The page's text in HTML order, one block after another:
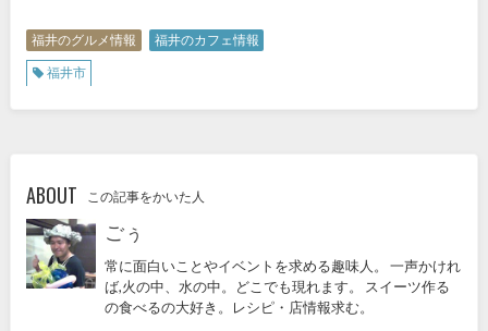
福井のグルメ情報
福井のカフェ情報
福井市
ABOUT この記事をかいた人
ごぅ
常に面白いことやイベントを求める趣味人。 一声かけれ
ば,火の中、水の中。どこでも現れます。 スイーツ作る
の食べるの大好き。レシピ・店情報求む。